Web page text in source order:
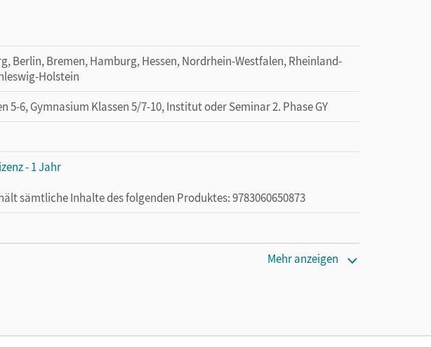
Berlin, Bremen, Hamburg, Hessen, Nordrhein-Westfalen, Rheinland-
Holstein
5-6, Gymnasium Klassen 5/7-10, Institut oder Seminar 2. Phase GY
- 1 Jahr
sämtliche Inhalte des folgenden Produktes: 9783060650873
Lizenz für diejenigen, die das E-Book ein Jahr lang ergänzend zum Print-
Mehr anzeigen